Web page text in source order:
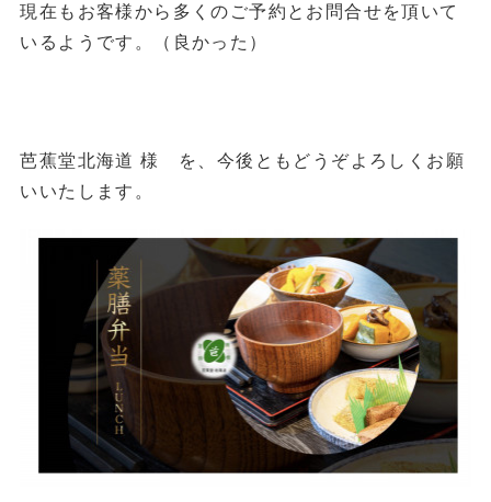
現在もお客様から多くのご予約とお問合せを頂いて
いるようです。（良かった）
芭蕉堂北海道 様 を、今後ともどうぞよろしくお願
いいたします。